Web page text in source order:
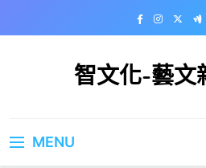
智文化-藝文
MENU